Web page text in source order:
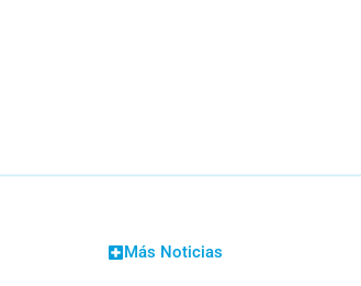
Más Noticias